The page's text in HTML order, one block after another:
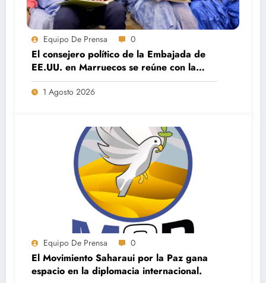
Equipo De Prensa 0
El consejero político de la Embajada de
EE.UU. en Marruecos se reúne con la
dirección de Saharauis por la Paz en El
Aaiún1 Agosto 2026
Equipo De Prensa 0
El Movimiento Saharaui por la Paz gana
espacio en la diplomacia internacional.